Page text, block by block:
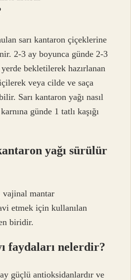
sarı kantaron çiçeklerine
2-3 ay boyunca günde 2-3
bekletilerek hazırlanan
veya cilde ve saça
Sarı kantaron yağı nasıl
günde 1 tatlı kaşığı
yağı sürülür
vajinal mantar
etmek için kullanılan
biridir.
faydaları nelerdir?
güçlü antioksidanlardır ve